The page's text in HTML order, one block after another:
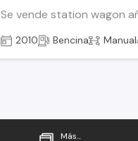
Se vende station wagon
2010 Bencina Manual
Más...